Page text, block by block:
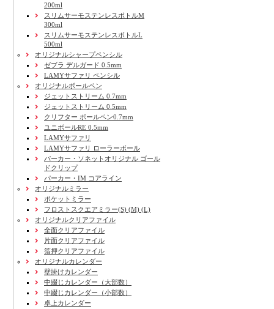
200ml
スリムサーモステンレスボトルM
300ml
スリムサーモステンレスボトルL
500ml
オリジナルシャープペンシル
ゼブラ デルガード 0.5mm
LAMYサファリ ペンシル
オリジナルボールペン
ジェットストリーム 0.7mm
ジェットストリーム 0.5mm
クリフター ボールペン0.7mm
ユニボールRE 0.5mm
LAMYサファリ
LAMYサファリ ローラーボール
パーカー・ソネットオリジナル ゴール
ドクリップ
パーカー・IM コアライン
オリジナルミラー
ポケットミラー
フロストスクエアミラー(S) (M) (L)
オリジナルクリアファイル
全面クリアファイル
片面クリアファイル
箔押クリアファイル
オリジナルカレンダー
壁掛けカレンダー
中綴じカレンダー（大部数）
中綴じカレンダー（小部数）
卓上カレンダー